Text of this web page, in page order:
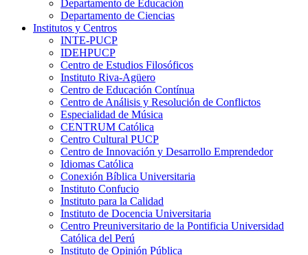
Departamento de Educación
Departamento de Ciencias
Institutos y Centros
INTE-PUCP
IDEHPUCP
Centro de Estudios Filosóficos
Instituto Riva-Agüero
Centro de Educación Contínua
Centro de Análisis y Resolución de Conflictos
Especialidad de Música
CENTRUM Católica
Centro Cultural PUCP
Centro de Innovación y Desarrollo Emprendedor
Idiomas Católica
Conexión Bíblica Universitaria
Instituto Confucio
Instituto para la Calidad
Instituto de Docencia Universitaria
Centro Preuniversitario de la Pontificia Universidad
Católica del Perú
Instituto de Opinión Pública